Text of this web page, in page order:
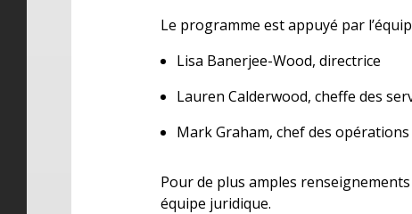
Le programme est appuyé par
Lisa Banerjee-Wood, directrice
Lauren Calderwood, cheffe des
Mark Graham, chef des opérations
Pour de plus amples
équipe juridique.